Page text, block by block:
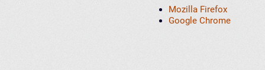
Mozilla Firefox
Google Chrome